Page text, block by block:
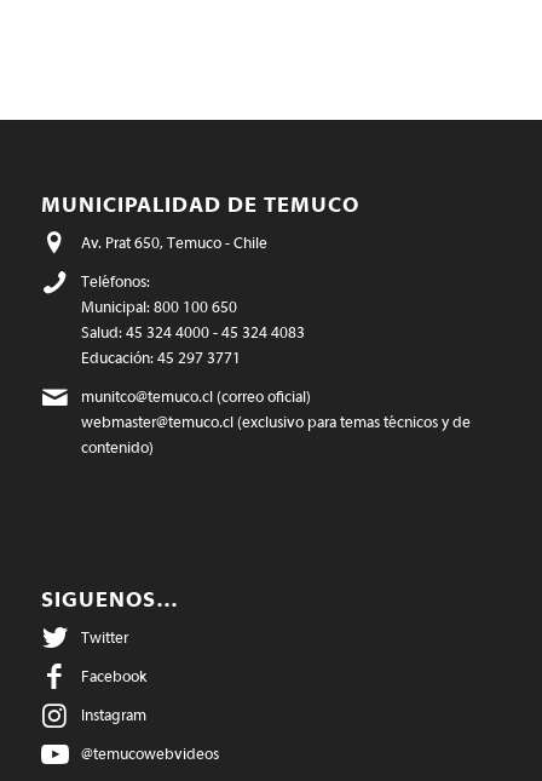
MUNICIPALIDAD DE TEMUCO
Av. Prat 650, Temuco - Chile
Teléfonos:
Municipal: 800 100 650
Salud: 45 324 4000 - 45 324 4083
Educación: 45 297 3771
munitco@temuco.cl(correo oficial)
webmaster@temuco.cl(exclusivo para temas técnicos y de
contenido)
SIGUENOS…
Twitter
Facebook
Instagram
@temucowebvideos